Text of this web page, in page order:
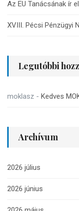
Az EU Tanácsának ír
XVIII. Pécsi Pénzügyi
Legutóbbi
moklasz - Kedves
Archívum
2026 július
2026 június